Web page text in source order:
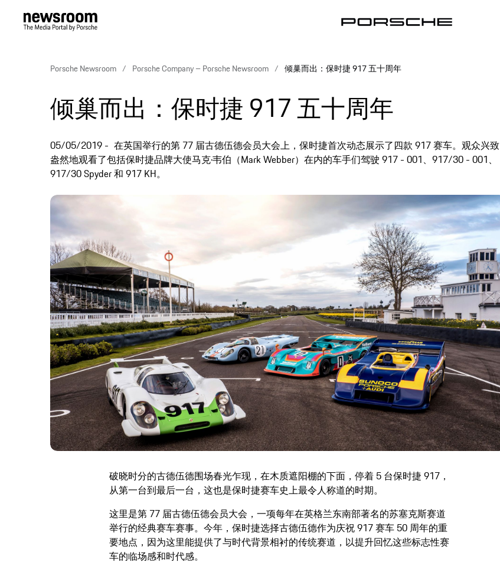
Porsche Newsroom Porsche Company – Porsche Newsroom 倾巢而出：保时捷 917 五十周年
倾巢而出：保时捷 917 五十周年
05/05/2019
在英国举行的第 77 届古德伍德会员大会上，保时捷首次动态展示了四款 917 赛车。观众兴致
盎然地观看了包括保时捷品牌大使马克·韦伯（Mark Webber）在内的车手们驾驶 917 - 001、917/30 - 001、
917/30 Spyder 和 917 KH。
破晓时分的古德伍德围场春光乍现，在木质遮阳棚的下面，停着 5 台保时捷 917，
从第一台到最后一台，这也是保时捷赛车史上最令人称道的时期。
这里是第 77 届古德伍德会员大会，一项每年在英格兰东南部著名的苏塞克斯赛道
举行的经典赛车赛事。今年，保时捷选择古德伍德作为庆祝 917 赛车 50 周年的重
要地点，因为这里能提供了与时代背景相衬的传统赛道，以提升回忆这些标志性赛
车的临场感和时代感。